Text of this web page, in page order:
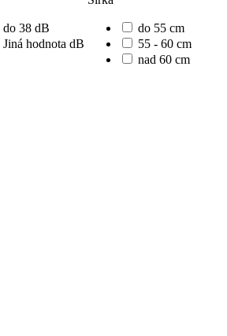
do 38 dB
Jiná hodnota dB
do 55 cm
55 - 60 cm
nad 60 cm